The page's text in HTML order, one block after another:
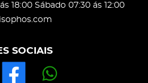
18:00 Sábado 07:30 ás 12:00
SOCIAIS